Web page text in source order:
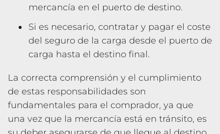
mercancía en el puerto de destino.
Si es necesario, contratar y pagar el coste
del seguro de la carga desde el puerto de
carga hasta el destino final.
La correcta comprensión y el cumplimiento
de estas responsabilidades son
fundamentales para el comprador, ya que
una vez que la mercancía está en tránsito, es